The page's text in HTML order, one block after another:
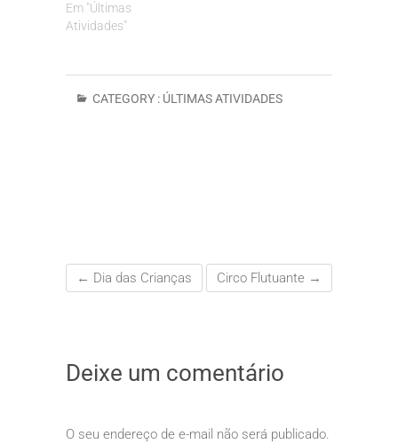
Em "Últimas
Atividades"
CATEGORY : ÚLTIMAS ATIVIDADES
← Dia das Crianças Circo Flutuante →
Deixe um comentário
O seu endereço de e-mail não será publicado.